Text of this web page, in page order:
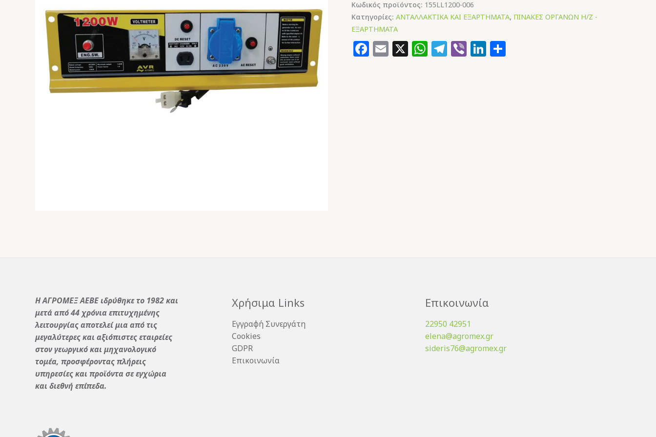
Κωδικός προϊόντος: 155LL1200-006
Κατηγορίες: ΑΝΤΑΛΛΑΚΤΙΚΑ ΚΑΙ ΕΞΑΡΤΗΜΑΤΑ, ΠΙΝΑΚΕΣ ΟΡΓΑΝΩΝ Η/Ζ -
ΕΞΑΡΤΗΜΑΤΑ
Facebook
Email
X WhatsApp
Telegram
ViberLinkedIn
Η ΑΓΡΟΜΕΞ ΑΕΒΕ ιδρύθηκε το 1982 και
μετά από 44 χρόνια επιτυχημένης
λειτουργίας αποτελεί μια από τις
μεγαλύτερες και αξιόπιστες εταιρείες
στον γεωργικό και μηχανολογικό
τομέα, προσφέροντας πλήρεις
υπηρεσίες και προϊόντα σε εγχώρια
και διεθνή επίπεδα.
Χρήσιμα Links
Εγγραφή Συνεργάτη
Cookies
GDPR
Επικοινωνία
Επικοινωνία
22950 42951
elena@agromex.gr
sideris76@agromex.gr